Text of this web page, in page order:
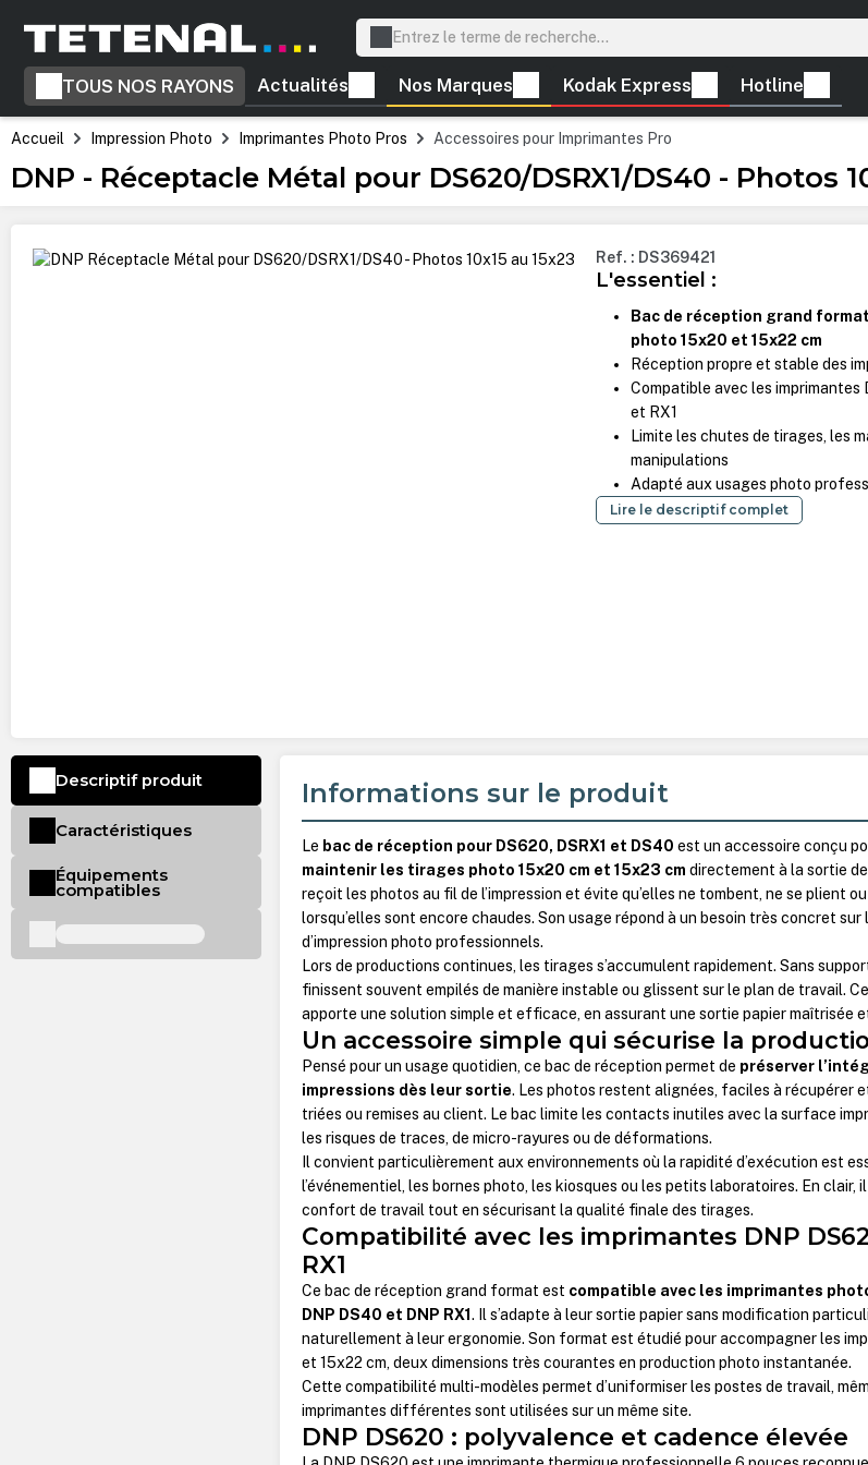
Passer à la navigation principale
TOUS NOS RAYONS Actualités Nos Marques Kodak Express Hotline
Accueil Impression Photo Imprimantes Photo Pros Accessoires pour Imprimantes Pro
DNP - Réceptacle Métal pour DS620/DSRX1/DS40 - Photos
Ignorer la galerie d'images Ref. : DS369421
L'essentiel :
Bac de réception grand
photo 15x20 et 15x22 cm
Réception propre et stable des
Compatible avec les imprimantes
et RX1
Limite les chutes de tirages, les
manipulations
Adapté aux usages photo
Lire le descriptif complet
Informations sur le produit
Le bac de réception pour DS620, DSRX1 et DS40 est un accessoire conçu
maintenir les tirages photo 15x20 cm et 15x23 cm directement à la sortie de
reçoit les photos au fil de l’impression et évite qu’elles ne tombent, ne se plient
lorsqu’elles sont encore chaudes. Son usage répond à un besoin très concret sur
d’impression photo professionnels.
Lors de productions continues, les tirages s’accumulent rapidement. Sans
finissent souvent empilés de manière instable ou glissent sur le plan de travail.
apporte une solution simple et efficace, en assurant une sortie papier maîtrisée
Un accessoire simple qui sécurise la
Pensé pour un usage quotidien, ce bac de réception permet de préserver
impressions dès leur sortie. Les photos restent alignées, faciles à récupérer
triées ou remises au client. Le bac limite les contacts inutiles avec la surface
les risques de traces, de micro-rayures ou de déformations.
Il convient particulièrement aux environnements où la rapidité d’exécution est
l’événementiel, les bornes photo, les kiosques ou les petits laboratoires. En clair,
confort de travail tout en sécurisant la qualité finale des tirages.
Compatibilité avec les imprimantes DNP
RX1
Ce bac de réception grand format est compatible avec les imprimantes
DNP DS40 et DNP RX1. Il s’adapte à leur sortie papier sans modification
naturellement à leur ergonomie. Son format est étudié pour accompagner les
et 15x22 cm, deux dimensions très courantes en production photo instantanée.
Cette compatibilité multi-modèles permet d’uniformiser les postes de travail,
imprimantes différentes sont utilisées sur un même site.
DNP DS620 : polyvalence et cadence élevée
Descriptif produit
Caractéristiques
Équipements
compatibles